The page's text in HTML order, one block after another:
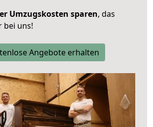
Umzugskosten sparen, das
bei uns!
Angebote erhalten